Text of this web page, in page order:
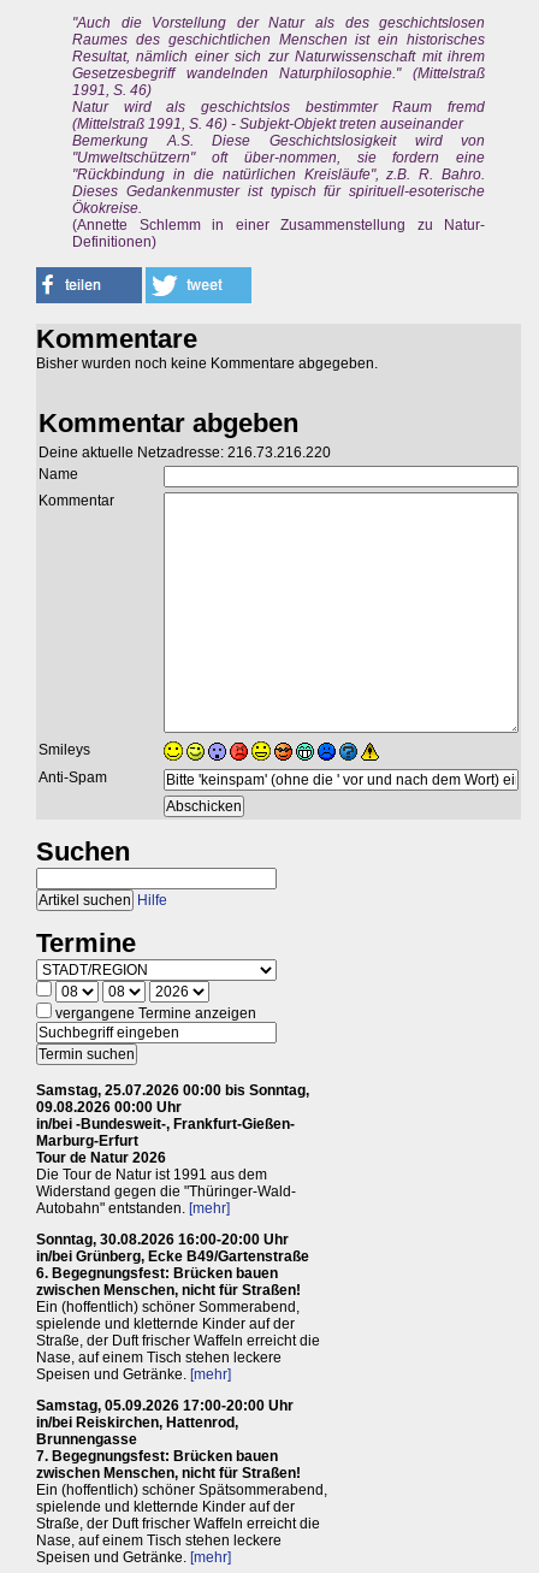
"Auch die Vorstellung der Natur als des geschichtslosen
Raumes des geschichtlichen Menschen ist ein historisches
Resultat, nämlich einer sich zur Naturwissenschaft mit ihrem
Gesetzesbegriff wandelnden Naturphilosophie." (Mittelstraß
1991, S. 46)
Natur wird als geschichtslos bestimmter Raum fremd
(Mittelstraß 1991, S. 46) - Subjekt-Objekt treten auseinander
Bemerkung A.S. Diese Geschichtslosigkeit wird von
"Umweltschützern" oft über-nommen, sie fordern eine
"Rückbindung in die natürlichen Kreisläufe", z.B. R. Bahro.
Dieses Gedankenmuster ist typisch für spirituell-esoterische
Ökokreise.
(Annette Schlemm in einer Zusammenstellung zu Natur-
Definitionen)
Kommentare
Bisher wurden noch keine Kommentare abgegeben.
Kommentar abgeben
Deine aktuelle Netzadresse: 216.73.216.220
Name
Kommentar
Smileys
Anti-Spam
Suchen
Hilfe
Termine
vergangene Termine anzeigen
Samstag, 25.07.2026 00:00 bis Sonntag,
09.08.2026 00:00 Uhr
in/bei -Bundesweit-, Frankfurt-Gießen-
Marburg-Erfurt
Tour de Natur 2026
Die Tour de Natur ist 1991 aus dem
Widerstand gegen die "Thüringer-Wald-
Autobahn" entstanden. [mehr]
Sonntag, 30.08.2026 16:00-20:00 Uhr
in/bei Grünberg, Ecke B49/Gartenstraße
6. Begegnungsfest: Brücken bauen
zwischen Menschen, nicht für Straßen!
Ein (hoffentlich) schöner Sommerabend,
spielende und kletternde Kinder auf der
Straße, der Duft frischer Waffeln erreicht die
Nase, auf einem Tisch stehen leckere
Speisen und Getränke. [mehr]
Samstag, 05.09.2026 17:00-20:00 Uhr
in/bei Reiskirchen, Hattenrod,
Brunnengasse
7. Begegnungsfest: Brücken bauen
zwischen Menschen, nicht für Straßen!
Ein (hoffentlich) schöner Spätsommerabend,
spielende und kletternde Kinder auf der
Straße, der Duft frischer Waffeln erreicht die
Nase, auf einem Tisch stehen leckere
Speisen und Getränke. [mehr]